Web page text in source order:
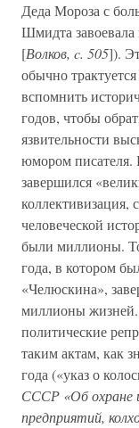
Деда Мороза с
Шмидта
[Волков, c. 505]).
обычно
вспомнить
годов, чтобы
язвительности
юмором писателя.
завершился
человеческой
были миллионы.
года, в котором
«Челюскина»,
миллионы
политические
таким актам, как
года («указ о
СССР «Об охране
предприятий,